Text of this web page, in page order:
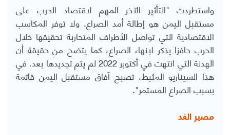
واستطردت "التأثير الآخر المهم لاقتصاد الحرب على
مستقبل اليمن هو إطالة أمد الصراع. ولا توفر المكاسب
الاقتصادية التي تواصل الأطراف المتحاربة تحقيقها خلال
الحرب حافزا يذكر لإنهاء الصراع، كما يتضح من حقيقة أن
الهدنة التي انتهت في أكتوبر 2022 لم يتم تجديدها بعد. في
هذا السيناريو المثبط، تصبح آفاق مستقبل اليمن قاتمة
بسبب الصراع المستمر".
مصير الغد